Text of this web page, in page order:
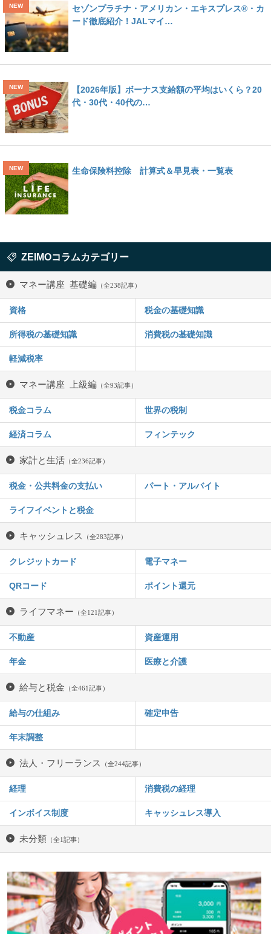
セゾンプラチナ・アメリカン・エキスプレス®・カ
ード徹底紹介！JALマイ…
【2026年版】ボーナス支給額の平均はいくら？20
代・30代・40代の…
生命保険料控除 計算式＆早見表・一覧表
ZEIMOコラムカテゴリー
マネー講座 基礎編 （全238記事）
資格 税金の基礎知識
所得税の基礎知識 消費税の基礎知識
軽減税率
マネー講座 上級編 （全93記事）
税金コラム 世界の税制
経済コラム フィンテック
家計と生活 （全236記事）
税金・公共料金の支払い パート・アルバイト
ライフイベントと税金
キャッシュレス （全283記事）
クレジットカード 電子マネー
QRコード ポイント還元
ライフマネー （全121記事）
不動産 資産運用
年金 医療と介護
給与と税金 （全461記事）
給与の仕組み 確定申告
年末調整
法人・フリーランス （全244記事）
経理 消費税の経理
インボイス制度 キャッシュレス導入
未分類 （全1記事）